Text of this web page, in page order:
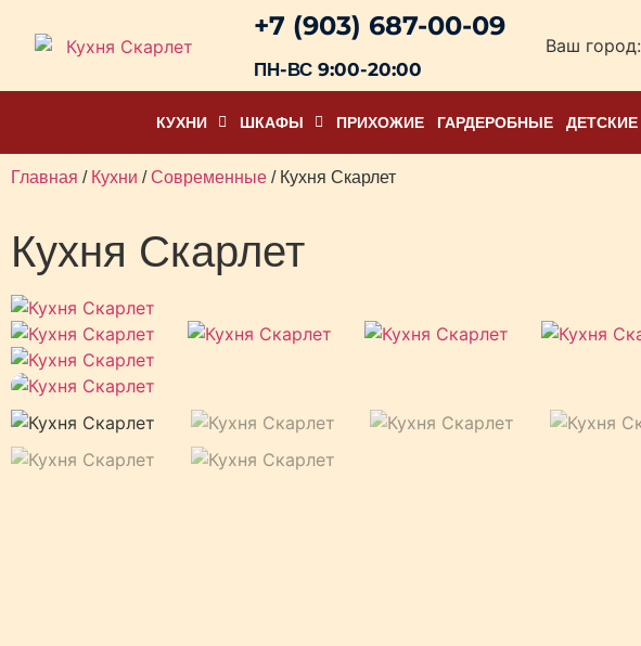
+7 (903) 687-00-09
ПН-ВС 9:00-20:00
Ваш город:
КУХНИ ШКАФЫ ПРИХОЖИЕ ГАРДЕРОБНЫЕ ДЕТСКИЕ
Главная / Кухни /Современные / Кухня Скарлет
Кухня Скарлет